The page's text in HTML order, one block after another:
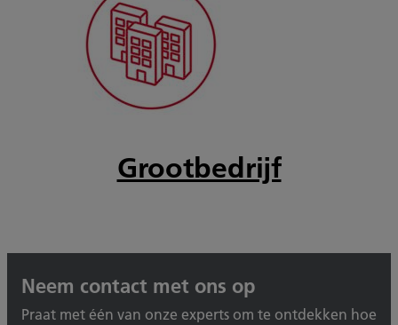
Grootbedrijf
Neem contact met ons op
Praat met één van onze experts om te ontdekken hoe